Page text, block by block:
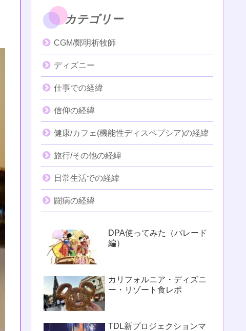
カテゴリー
CGM/鄭明析牧師
ディズニー
仕事での経緯
信仰の経緯
健康/カフェ(機能性ディスペプシア)の経緯
旅行/その他の経緯
日常生活での経緯
闘病の経緯
DPA使ってみた（パレード
編）
カリフォルニア・ディズニ
ー・リゾート食レポ
TDL新プロジェクションマ